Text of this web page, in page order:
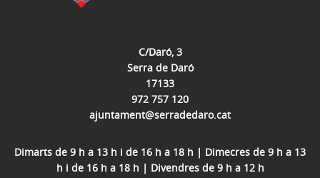
C/Daró, 3
Serra de Daró
17133
972 757 120
ajuntament@serradedaro.cat
Dimarts de 9 h a 13 h i de 16 h a 18 h | Dimecres de 9 h a 13
h i de 16 h a 18 h | Divendres de 9 h a 12 h